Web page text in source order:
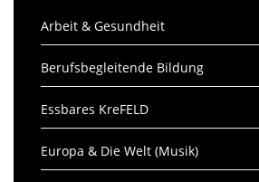
Arbeit & Gesundheit
Berufsbegleitende Bildung
Essbares KreFELD
Europa & Die Welt (Musik)